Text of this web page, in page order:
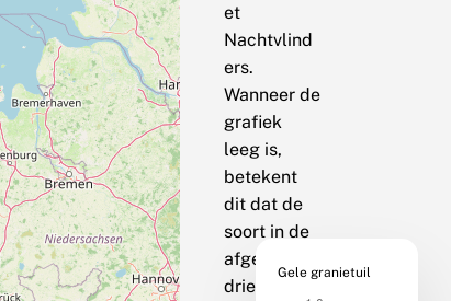
et
Nachtvlind
ers.
Wanneer de
grafiek
leeg is,
betekent
dit dat de
soort in de
afgelopen
drie jaar op
Gele granietuil